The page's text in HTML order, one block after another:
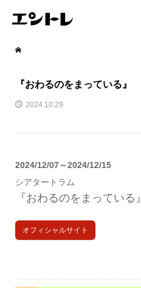
『おわるのをまっている』
2024.10.29
2024/12/07～2024/12/15
シアタートラム
『おわるのをまっている』
オフィシャルサイト